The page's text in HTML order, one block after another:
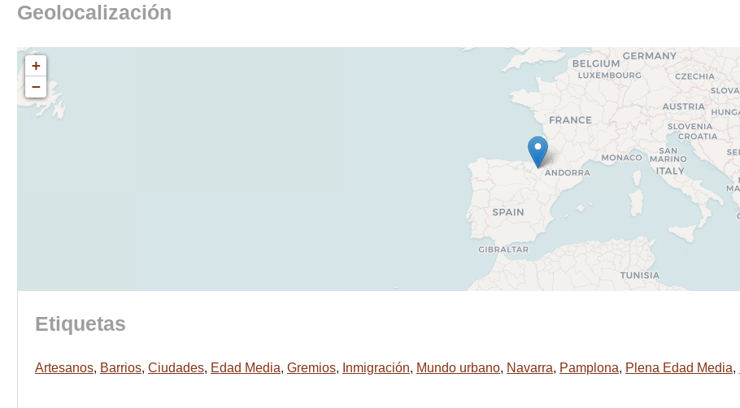
Geolocalización
+
−
Etiquetas
Artesanos, Barrios, Ciudades, Edad Media, Gremios, Inmigración, Mundo urbano, Navarra, Pamplona, Plena Edad Media,